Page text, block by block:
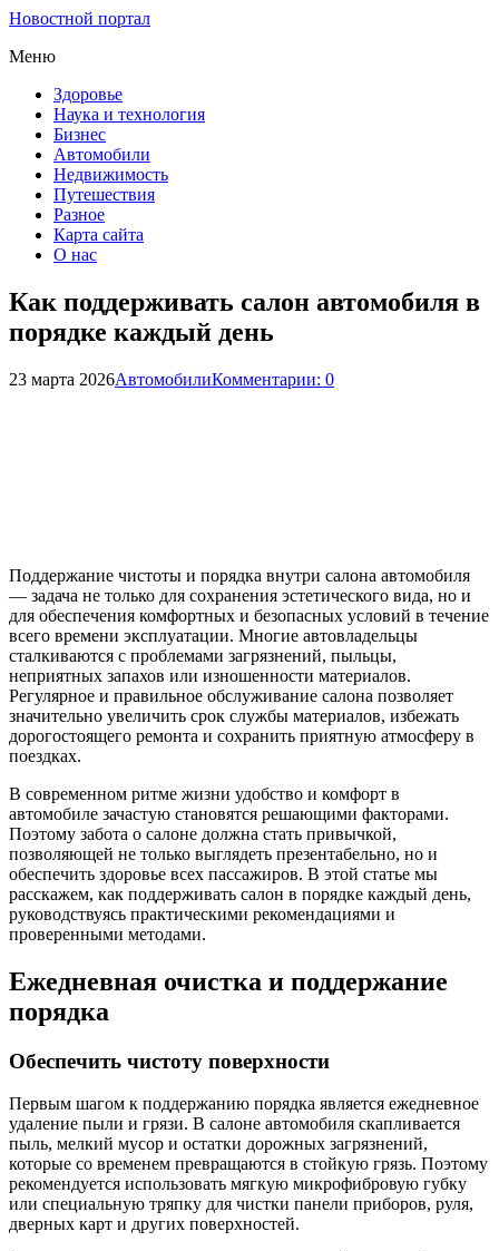
Новостной портал
Меню
Здоровье
Наука и технология
Бизнес
Автомобили
Недвижимость
Путешествия
Разное
Карта сайта
О нас
Как поддерживать салон автомобиля в
порядке каждый день
23 марта 2026АвтомобилиКомментарии: 0
Поддержание чистоты и порядка внутри салона автомобиля
— задача не только для сохранения эстетического вида, но и
для обеспечения комфортных и безопасных условий в течение
всего времени эксплуатации. Многие автовладельцы
сталкиваются с проблемами загрязнений, пыльцы,
неприятных запахов или изношенности материалов.
Регулярное и правильное обслуживание салона позволяет
значительно увеличить срок службы материалов, избежать
дорогостоящего ремонта и сохранить приятную атмосферу в
поездках.
В современном ритме жизни удобство и комфорт в
автомобиле зачастую становятся решающими факторами.
Поэтому забота о салоне должна стать привычкой,
позволяющей не только выглядеть презентабельно, но и
обеспечить здоровье всех пассажиров. В этой статье мы
расскажем, как поддерживать салон в порядке каждый день,
руководствуясь практическими рекомендациями и
проверенными методами.
Ежедневная очистка и поддержание
порядка
Обеспечить чистоту поверхности
Первым шагом к поддержанию порядка является ежедневное
удаление пыли и грязи. В салоне автомобиля скапливается
пыль, мелкий мусор и остатки дорожных загрязнений,
которые со временем превращаются в стойкую грязь. Поэтому
рекомендуется использовать мягкую микрофибровую губку
или специальную тряпку для чистки панели приборов, руля,
дверных карт и других поверхностей.